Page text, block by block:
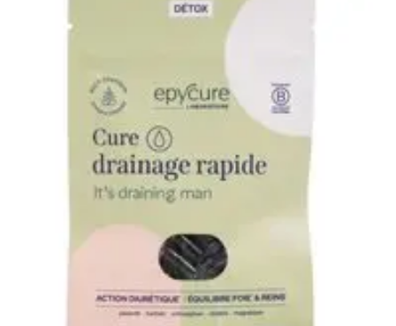
Productivité
Vie Quotidienne
Astuces Pour Tous